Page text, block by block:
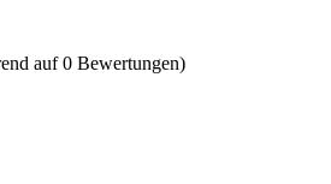
auf 0 Bewertungen)